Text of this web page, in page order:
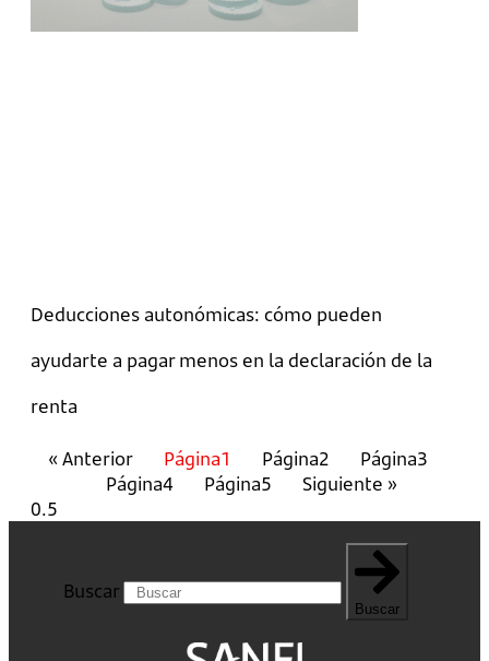
Deducciones autonómicas: cómo pueden
ayudarte a pagar menos en la declaración de la
renta
« Anterior Página1 Página2 Página3
Página4 Página5 Siguiente »
Buscar
Buscar